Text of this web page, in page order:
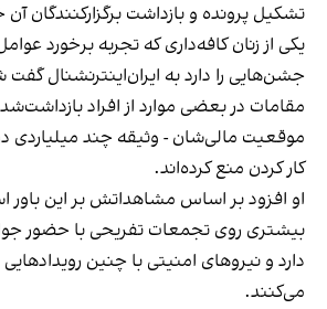
تشکیل پرونده و بازداشت برگزارکنندگان آن
یکی از زنان کافه‌داری که تجربه برخورد
جشن‌هایی را دارد به ایران‌اینترنشنال
مقامات در بعضی موارد از افراد
موقعیت مالی‌شان - وثیقه چند میلیاردی
کار کردن منع کرده‌اند.
او افزود بر اساس مشاهداتش بر این
بیشتری روی تجمعات تفریحی با حضور
دارد و نیروهای امنیتی با چنین
می‌کنند.